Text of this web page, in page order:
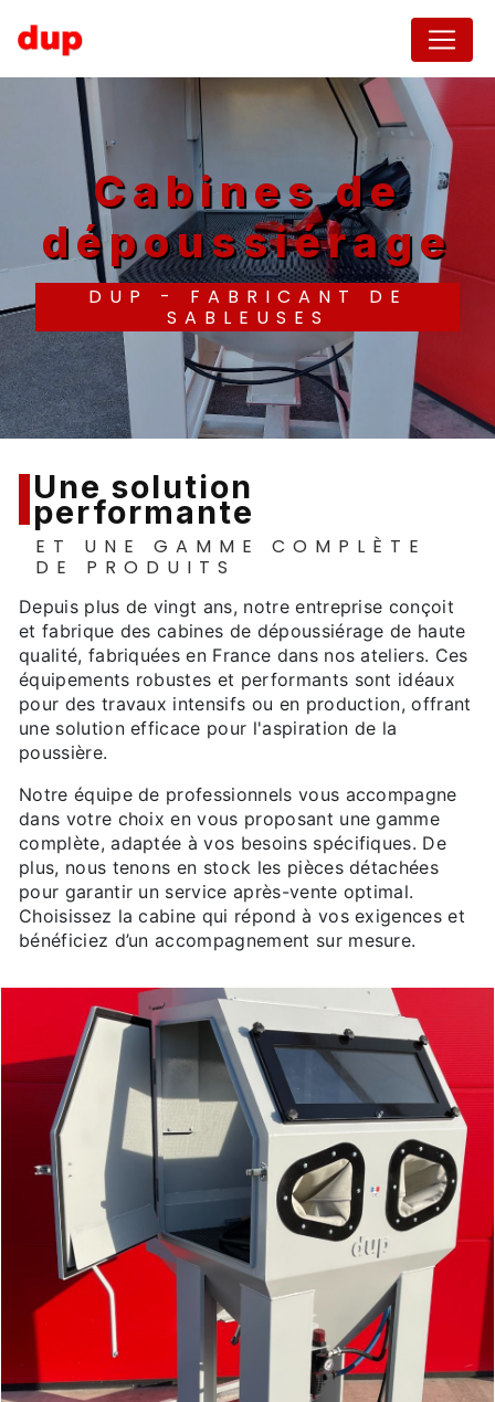
Cabines de
dépoussiérage
DUP - FABRICANT DE
SABLEUSES
Une solution
performante
ET UNE GAMME COMPLÈTE
DE PRODUITS
Depuis plus de vingt ans, notre entreprise conçoit
et fabrique des cabines de dépoussiérage de haute
qualité, fabriquées en France dans nos ateliers. Ces
équipements robustes et performants sont idéaux
pour des travaux intensifs ou en production, offrant
une solution efficace pour l'aspiration de la
poussière.
Notre équipe de professionnels vous accompagne
dans votre choix en vous proposant une gamme
complète, adaptée à vos besoins spécifiques. De
plus, nous tenons en stock les pièces détachées
pour garantir un service après-vente optimal.
Choisissez la cabine qui répond à vos exigences et
bénéficiez d’un accompagnement sur mesure.